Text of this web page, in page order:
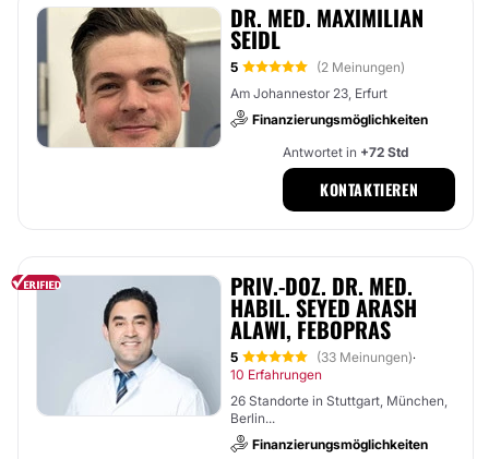
DR. MED. MAXIMILIAN
SEIDL
5
(2 Meinungen)
Am Johannestor 23, Erfurt
Finanzierungsmöglichkeiten
Antwortet in +72 Std
KONTAKTIEREN
PRIV.-DOZ. DR. MED.
HABIL. SEYED ARASH
ALAWI, FEBOPRAS
5 (33 Meinungen)·
10 Erfahrungen
26 Standorte in Stuttgart, München,
Berlin...
Finanzierungsmöglichkeiten